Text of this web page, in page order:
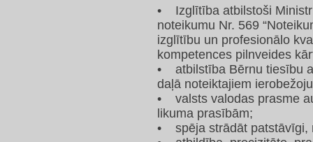
• Izglītība atbilstoši
noteikumu Nr. 569
izglītību un profesionālo
kompetences pilnveides
• atbilstība Bērnu tiesību
daļā noteiktajiem
• valsts valodas prasme
likuma prasībām;
• spēja strādāt patstāvīgi,